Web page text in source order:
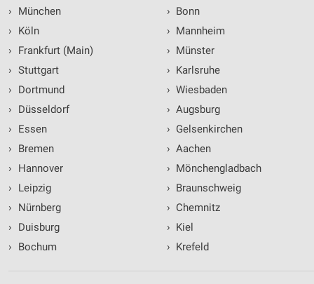
›
München
›
Köln
›
Frankfurt (Main)
› Stuttgart
›
Dortmund
›
Düsseldorf
›
Essen
›
Bremen
›
Hannover
›
Leipzig
›
Nürnberg
›
Duisburg
›
Bochum
› Bonn
› Mannheim
› Münster
› Karlsruhe
› Wiesbaden
› Augsburg
› Gelsenkirchen
› Aachen
› Mönchengladbach
› Braunschweig
› Chemnitz
› Kiel
› Krefeld